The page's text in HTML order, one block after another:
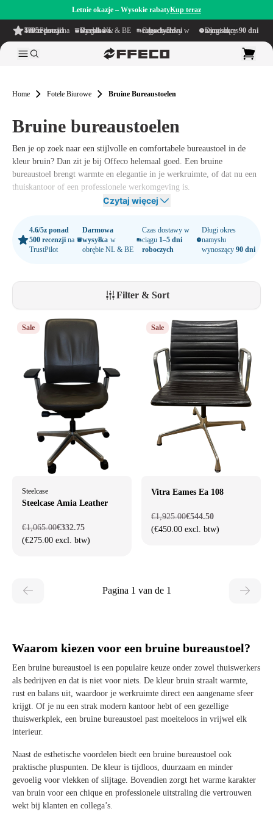
Letnie okazje – Wysokie rabatyKup teraz
4.6/5
z ponad 500 recenzji
na TrustPilot Darmowa wysyłka
w obrębie NL & BE Czas dostawy w ciągu
1–5 dni roboczych Długi okres namysłu wynoszący90 dni
Home Fotele Biurowe Bruine Bureaustoelen
Bruine bureaustoelen
Ben je op zoek naar een stijlvolle en comfortabele bureaustoel in de
kleur bruin? Dan zit je bij Offeco helemaal goed. Een bruine
bureaustoel brengt warmte en elegantie in je werkruimte, of dat nu een
thuiskantoor of een professionele werkomgeving is.
bruin geven jouw werkplek een professionele én uitnodigende
uitstraling perfect om inspiratie en focus te stimuleren gedurende de
Czytaj więcej
4.6/5z ponad
500 recenzji na
TrustPilot
Darmowa
wysyłka w
obrębie NL & BE
Czas dostawy w
ciągu 1–5 dni
roboczych
Długi okres
namysłu
wynoszący90 dni
Filter & Sort
Sale
Steelcase
Steelcase Amia Leather
€1,065.00€332.75
(€275.00 excl. btw)
Sale
Vitra Eames Ea 108
€1,925.00€544.50
(€450.00 excl. btw)
Pagina 1 van de 1
Waarom kiezen voor een bruine bureaustoel?
Een bruine bureaustoel is een populaire keuze onder zowel thuiswerkers
als bedrijven en dat is niet voor niets. De kleur bruin straalt warmte,
rust en balans uit, waardoor je werkruimte direct een aangename sfeer
krijgt. Of je nu een strak modern kantoor hebt of een gezellige
thuiswerkplek, een bruine bureaustoel past moeiteloos in vrijwel elk
interieur.
Naast de esthetische voordelen biedt een bruine bureaustoel ook
praktische pluspunten. De kleur is tijdloos, duurzaam en minder
gevoelig voor vlekken of slijtage. Bovendien zorgt het warme karakter
van bruin voor een chique en professionele uitstraling die vertrouwen
wekt bij klanten en collega’s.